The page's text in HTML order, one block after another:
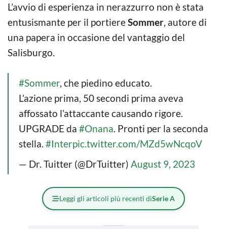
L’avvio di esperienza in nerazzurro non è stata
entusismante per il portiereSommer, autore di
una papera in occasione del vantaggio del
Salisburgo.
#Sommer, che piedino educato.
L’azione prima, 50 secondi prima aveva
affossato l’attaccante causando rigore.
UPGRADE da #Onana. Pronti per la seconda
stella. #Interpic.twitter.com/MZd5wNcqoV
— Dr. Tuitter (@DrTuitter) August 9, 2023
Leggi gli articoli più recenti diSerie A